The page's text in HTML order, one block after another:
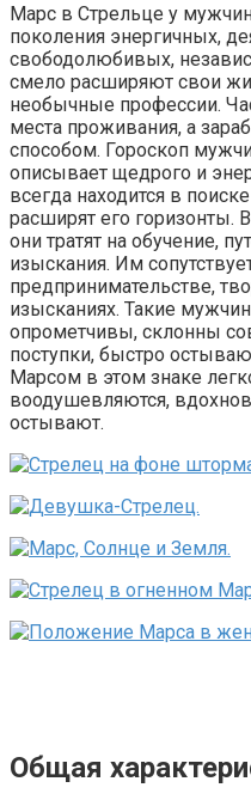
Марс в Стрельце у
поколения энергичных,
свободолюбивых,
смело расширяют свои
необычные профессии.
места проживания, а
способом. Гороскоп
описывает щедрого и
всегда находится в
расширят его горизонты.
они тратят на обучение,
изыскания. Им
предпринимательстве,
изысканиях. Такие
опрометчивы, склонны
поступки, быстро
Марсом в этом знаке
воодушевляются,
остывают.
Общая